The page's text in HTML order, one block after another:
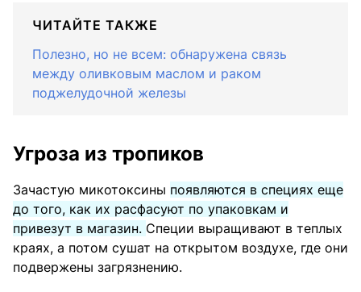
ЧИТАЙТЕ ТАКЖЕ
Полезно, но не всем: обнаружена связь
между оливковым маслом и раком
поджелудочной железы
Угроза из тропиков
Зачастую микотоксины появляются в специях еще
до того, как их расфасуют по упаковкам и
привезут в магазин. Специи выращивают в теплых
краях, а потом сушат на открытом воздухе, где они
подвержены загрязнению.